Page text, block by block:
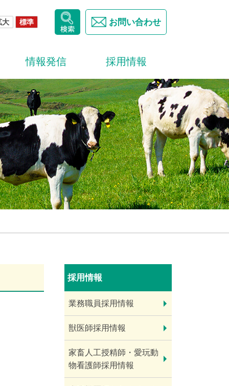
大 標準 お問い合わせ
情報発信 採用情報
採用情報
業務職員採用情報
獣医師採用情報
家畜人工授精師・愛玩動
物看護師採用情報